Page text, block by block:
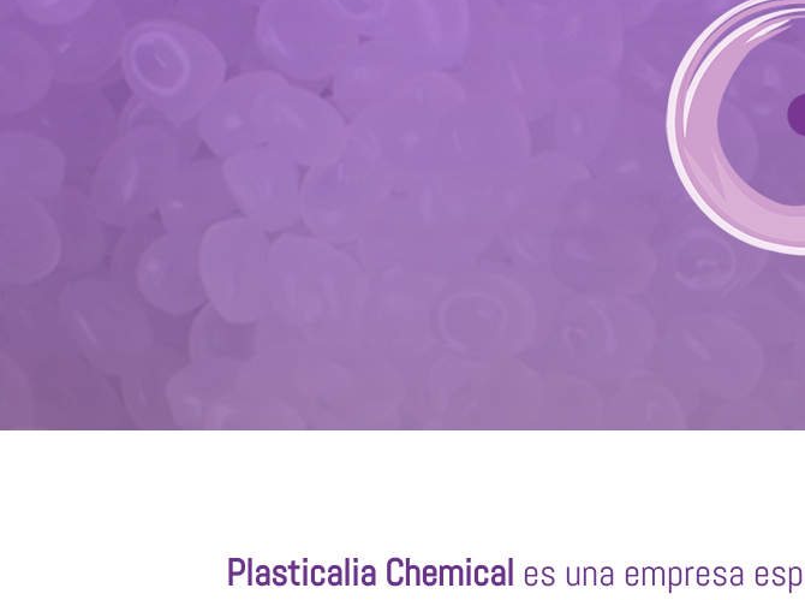
Plasticalia Chemical es una empresa